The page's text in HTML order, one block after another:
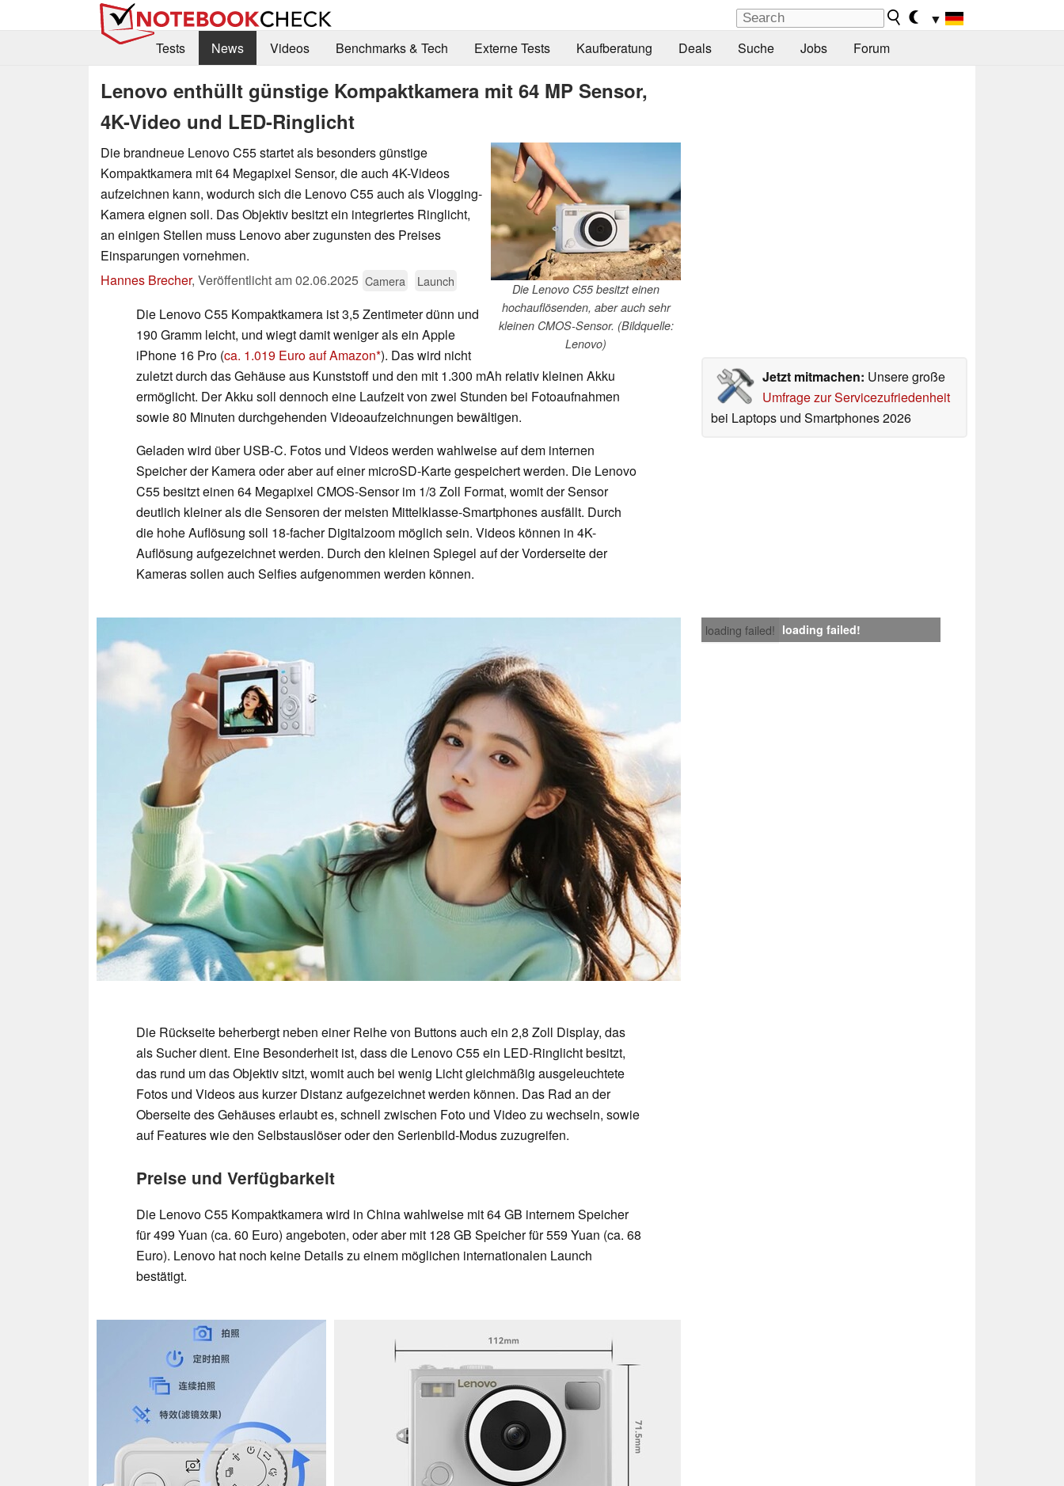
▼
Tests
News Videos Benchmarks & Tech Externe Tests Kaufberatung Deals Suche Jobs Forum
Lenovo enthüllt günstige Kompaktkamera mit 64 MP Sensor,
4K-Video und LED-Ringlicht
Die Lenovo C55 besitzt einen
hochauflösenden, aber auch sehr
kleinen CMOS-Sensor. (Bildquelle:
Lenovo)
Die brandneue Lenovo C55 startet als besonders günstige
Kompaktkamera mit 64 Megapixel Sensor, die auch 4K-Videos
aufzeichnen kann, wodurch sich die Lenovo C55 auch als Vlogging-
Kamera eignen soll. Das Objektiv besitzt ein integriertes Ringlicht,
an einigen Stellen muss Lenovo aber zugunsten des Preises
Einsparungen vornehmen.
Hannes Brecher, Veröffentlicht am02.06.2025 Camera Launch
Jetzt mitmachen: Unsere große
Umfrage zur Servicezufriedenheit
bei Laptops und Smartphones 2026
Die Lenovo C55 Kompaktkamera ist 3,5 Zentimeter dünn und
190 Gramm leicht, und wiegt damit weniger als ein Apple
iPhone 16 Pro (ca. 1.019 Euro auf Amazon ). Das wird nicht
zuletzt durch das Gehäuse aus Kunststoff und den mit 1.300 mAh relativ kleinen Akku
ermöglicht. Der Akku soll dennoch eine Laufzeit von zwei Stunden bei Fotoaufnahmen
sowie 80 Minuten durchgehenden Videoaufzeichnungen bewältigen.
Geladen wird über USB-C. Fotos und Videos werden wahlweise auf dem internen
Speicher der Kamera oder aber auf einer microSD-Karte gespeichert werden. Die Lenovo
C55 besitzt einen 64 Megapixel CMOS-Sensor im 1/3 Zoll Format, womit der Sensor
deutlich kleiner als die Sensoren der meisten Mittelklasse-Smartphones ausfällt. Durch
die hohe Auflösung soll 18-facher Digitalzoom möglich sein. Videos können in 4K-
Auflösung aufgezeichnet werden. Durch den kleinen Spiegel auf der Vorderseite der
Kameras sollen auch Selfies aufgenommen werden können.
loading failed! loading failed!
Die Rückseite beherbergt neben einer Reihe von Buttons auch ein 2,8 Zoll Display, das
als Sucher dient. Eine Besonderheit ist, dass die Lenovo C55 ein LED-Ringlicht besitzt,
das rund um das Objektiv sitzt, womit auch bei wenig Licht gleichmäßig ausgeleuchtete
Fotos und Videos aus kurzer Distanz aufgezeichnet werden können. Das Rad an der
Oberseite des Gehäuses erlaubt es, schnell zwischen Foto und Video zu wechseln, sowie
auf Features wie den Selbstauslöser oder den Serienbild-Modus zuzugreifen.
Preise und Verfügbarkeit
Die Lenovo C55 Kompaktkamera wird in China wahlweise mit 64 GB internem Speicher
für 499 Yuan (ca. 60 Euro) angeboten, oder aber mit 128 GB Speicher für 559 Yuan (ca. 68
Euro). Lenovo hat noch keine Details zu einem möglichen internationalen Launch
bestätigt.